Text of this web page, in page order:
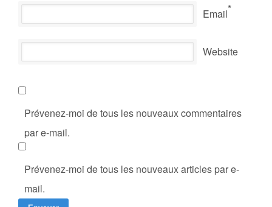
Email*
Website
Prévenez-moi de tous les nouveaux commentaires
par e-mail.
Prévenez-moi de tous les nouveaux articles par e-
mail.